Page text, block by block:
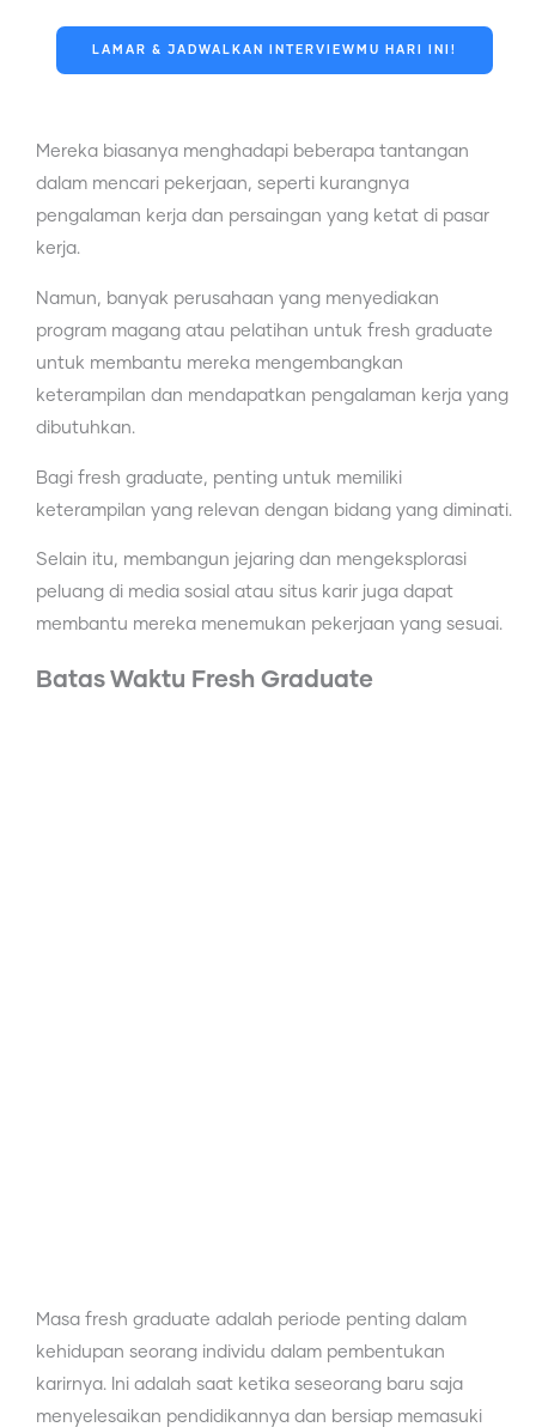
LAMAR & JADWALKAN INTERVIEWMU HARI INI!
Mereka biasanya menghadapi beberapa tantangan
dalam mencari pekerjaan, seperti kurangnya
pengalaman kerja dan persaingan yang ketat di pasar
kerja.
Namun, banyak perusahaan yang menyediakan
program magang atau pelatihan untuk fresh graduate
untuk membantu mereka mengembangkan
keterampilan dan mendapatkan pengalaman kerja yang
dibutuhkan.
Bagi fresh graduate, penting untuk memiliki
keterampilan yang relevan dengan bidang yang diminati.
Selain itu, membangun jejaring dan mengeksplorasi
peluang di media sosial atau situs karir juga dapat
membantu mereka menemukan pekerjaan yang sesuai.
Batas Waktu Fresh Graduate
Masa fresh graduate adalah periode penting dalam
kehidupan seorang individu dalam pembentukan
karirnya. Ini adalah saat ketika seseorang baru saja
menyelesaikan pendidikannya dan bersiap memasuki